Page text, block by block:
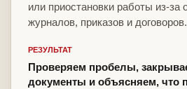
или приостановки работы из-за
журналов, приказов и договоров.
РЕЗУЛЬТАТ
Проверяем пробелы,
документы и объясняем, что